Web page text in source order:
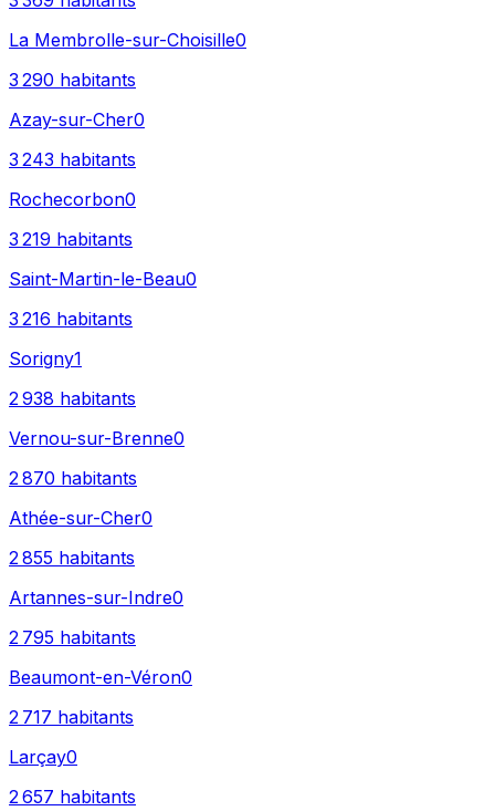
La Membrolle-sur-Choisille0
3 290 habitants
Azay-sur-Cher0
3 243 habitants
Rochecorbon0
3 219 habitants
Saint-Martin-le-Beau0
3 216 habitants
Sorigny1
2 938 habitants
Vernou-sur-Brenne0
2 870 habitants
Athée-sur-Cher0
2 855 habitants
Artannes-sur-Indre0
2 795 habitants
Beaumont-en-Véron0
2 717 habitants
Larçay0
2 657 habitants